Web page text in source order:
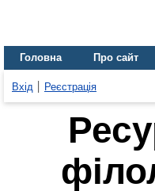
Головна Про сайт
Вхід Реєстрація